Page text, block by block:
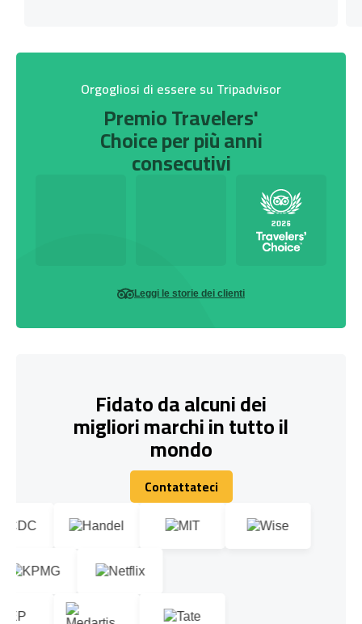
Orgogliosi di essere su Tripadvisor
Premio Travelers'
Choice per più anni
consecutivi
Leggi le storie dei clienti
Fidato da alcuni dei
migliori marchi in tutto il
mondo
Contattateci
Contattateci